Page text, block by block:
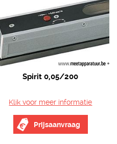
Spirit 0,05/200
Klik voor meer informatie
Prijsaanvraag